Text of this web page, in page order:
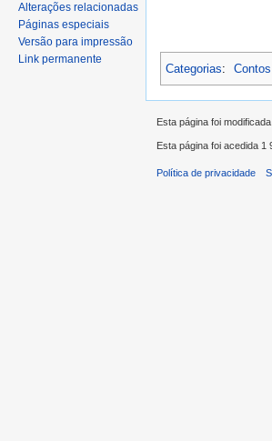
Categorias: Contos
Alterações relacionadas
Páginas especiais
Versão para impressão
Link permanente
Esta página foi
Esta página foi acedida 1
Política de privacidade